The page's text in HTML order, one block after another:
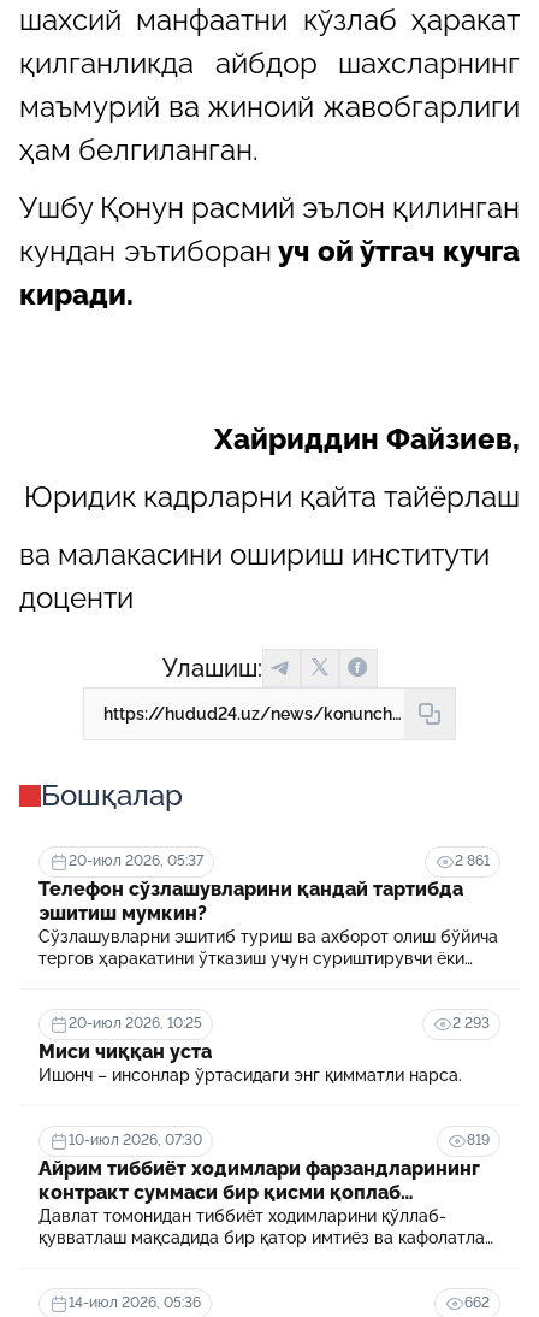
шахсий манфаатни кўзлаб ҳаракат
қилганликда айбдор шахсларнинг
маъмурий ва жиноий жавобгарлиги
ҳам белгиланган.
Ушбу Қонун расмий эълон қилинган
кундан эътиборан уч ой ўтгач кучга
киради.
Хайриддин Файзиев,
Юридик кадрларни қайта тайёрлаш
ва малакасини ошириш институти
доценти
Улашиш:
https://hudud24.uz/news/konunchilikka-uzgartirish-kimlar-ish-tashlashga-khakli-emas
Бошқалар
20-июл 2026, 05:37 2 861
Телефон сўзлашувларини қандай тартибда
эшитиш мумкин?
Сўзлашувларни эшитиб туриш ва ахборот олиш бўйича
тергов ҳаракатини ўтказиш учун суриштирувчи ёки
20-июл 2026, 10:25 2 293
Миси чиққан уста
Ишонч – инсонлар ўртасидаги энг қимматли нарса.
10-июл 2026, 07:30 819
Айрим тиббиёт ходимлари фарзандларининг
контракт суммаси бир қисми қоплаб
берилади
Давлат томонидан тиббиёт ходимларини қўллаб-
қувватлаш мақсадида бир қатор имтиёз ва кафолатлар
муассасасида ўқиш учун тўланадиган контракт
14-июл 2026, 05:36 662